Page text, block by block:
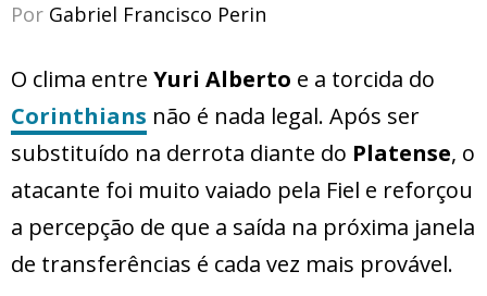
Por Gabriel Francisco Perin
O clima entre Yuri Alberto e a torcida do
Corinthians não é nada legal. Após ser
substituído na derrota diante do Platense, o
atacante foi muito vaiado pela Fiel e reforçou
a percepção de que a saída na próxima janela
de transferências é cada vez mais provável.